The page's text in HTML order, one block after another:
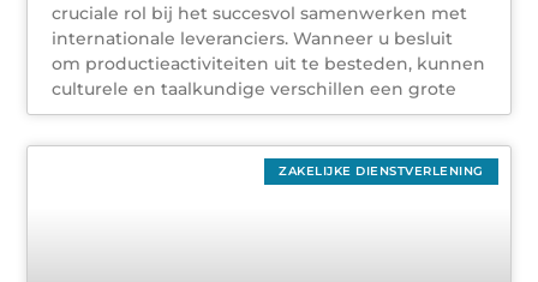
cruciale rol bij het succesvol samenwerken met
internationale leveranciers. Wanneer u besluit
om productieactiviteiten uit te besteden, kunnen
culturele en taalkundige verschillen een grote
ZAKELIJKE DIENSTVERLENING